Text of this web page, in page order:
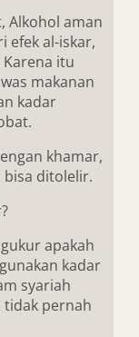
Alkohol aman
efek al-iskar,
itu
makanan
kadar
khamar,
bisa ditolelir.
apakah
kadar
syariah
tidak pernah